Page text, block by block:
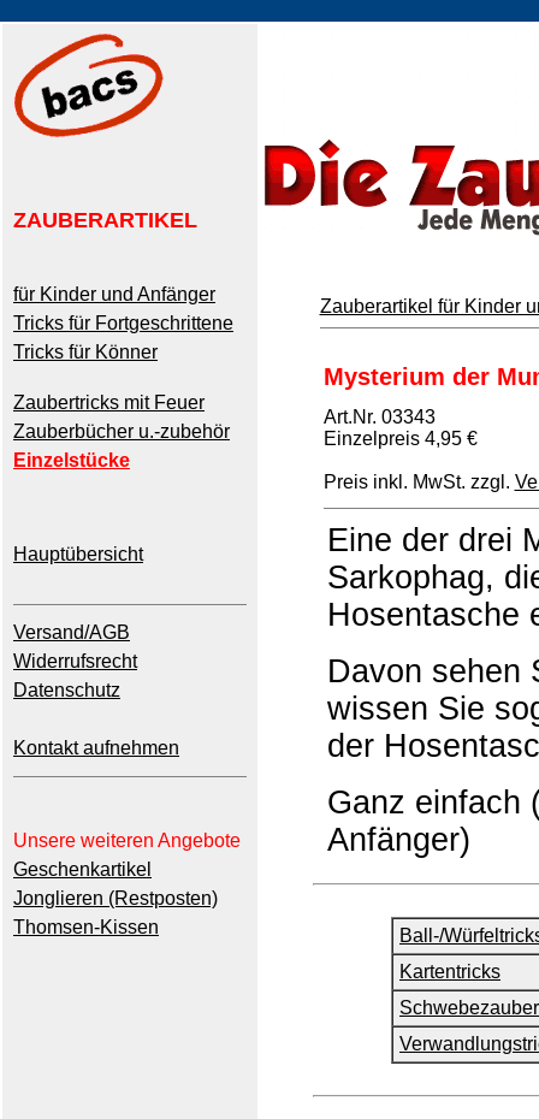
ZAUBERARTIKEL
für Kinder und Anfänger
Tricks für Fortgeschrittene
Tricks für Könner
Zaubertricks mit Feuer
Zauberbücher u.-zubehör
Einzelstücke
Hauptübersicht
Versand/AGB
Widerrufsrecht
Datenschutz
Kontakt aufnehmen
Unsere weiteren Angebote
Geschenkartikel
Jonglieren (Restposten)
Thomsen-Kissen
Zauberartikel für Kinder
Mysterium der
Art.Nr. 03343
Einzelpreis 4,95 €
Preis inkl. MwSt. zzgl.
Eine der drei
Sarkophag,
Hosentasche
Davon sehen
wissen Sie
der
Ganz einfach
Anfänger)
Ball-/
Kartentricks
Schwebezauber